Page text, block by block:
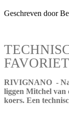
Geschreven door
RIVIGNANO - Na
liggen Mitchel
koers. Een